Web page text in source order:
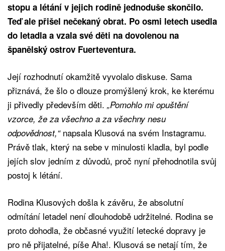
stopu a létání v jejich rodině jednoduše skončilo.
Teď ale přišel nečekaný obrat. Po osmi letech usedla
do letadla a vzala své děti na dovolenou na
španělský ostrov Fuerteventura.
Její rozhodnutí okamžitě vyvolalo diskuse. Sama
přiznává, že šlo o dlouze promýšlený krok, ke kterému
ji přivedly především děti. „Pomohlo mi opuštění
vzorce, že za všechno a za všechny nesu
odpovědnost,“napsala Klusová na svém Instagramu.
Právě tlak, který na sebe v minulosti kladla, byl podle
jejích slov jedním z důvodů, proč nyní přehodnotila svůj
postoj k létání.
Rodina Klusových došla k závěru, že absolutní
odmítání letadel není dlouhodobě udržitelné. Rodina se
proto dohodla, že občasné využití letecké dopravy je
pro ně přijatelné, píše Aha!. Klusová se netají tím, že